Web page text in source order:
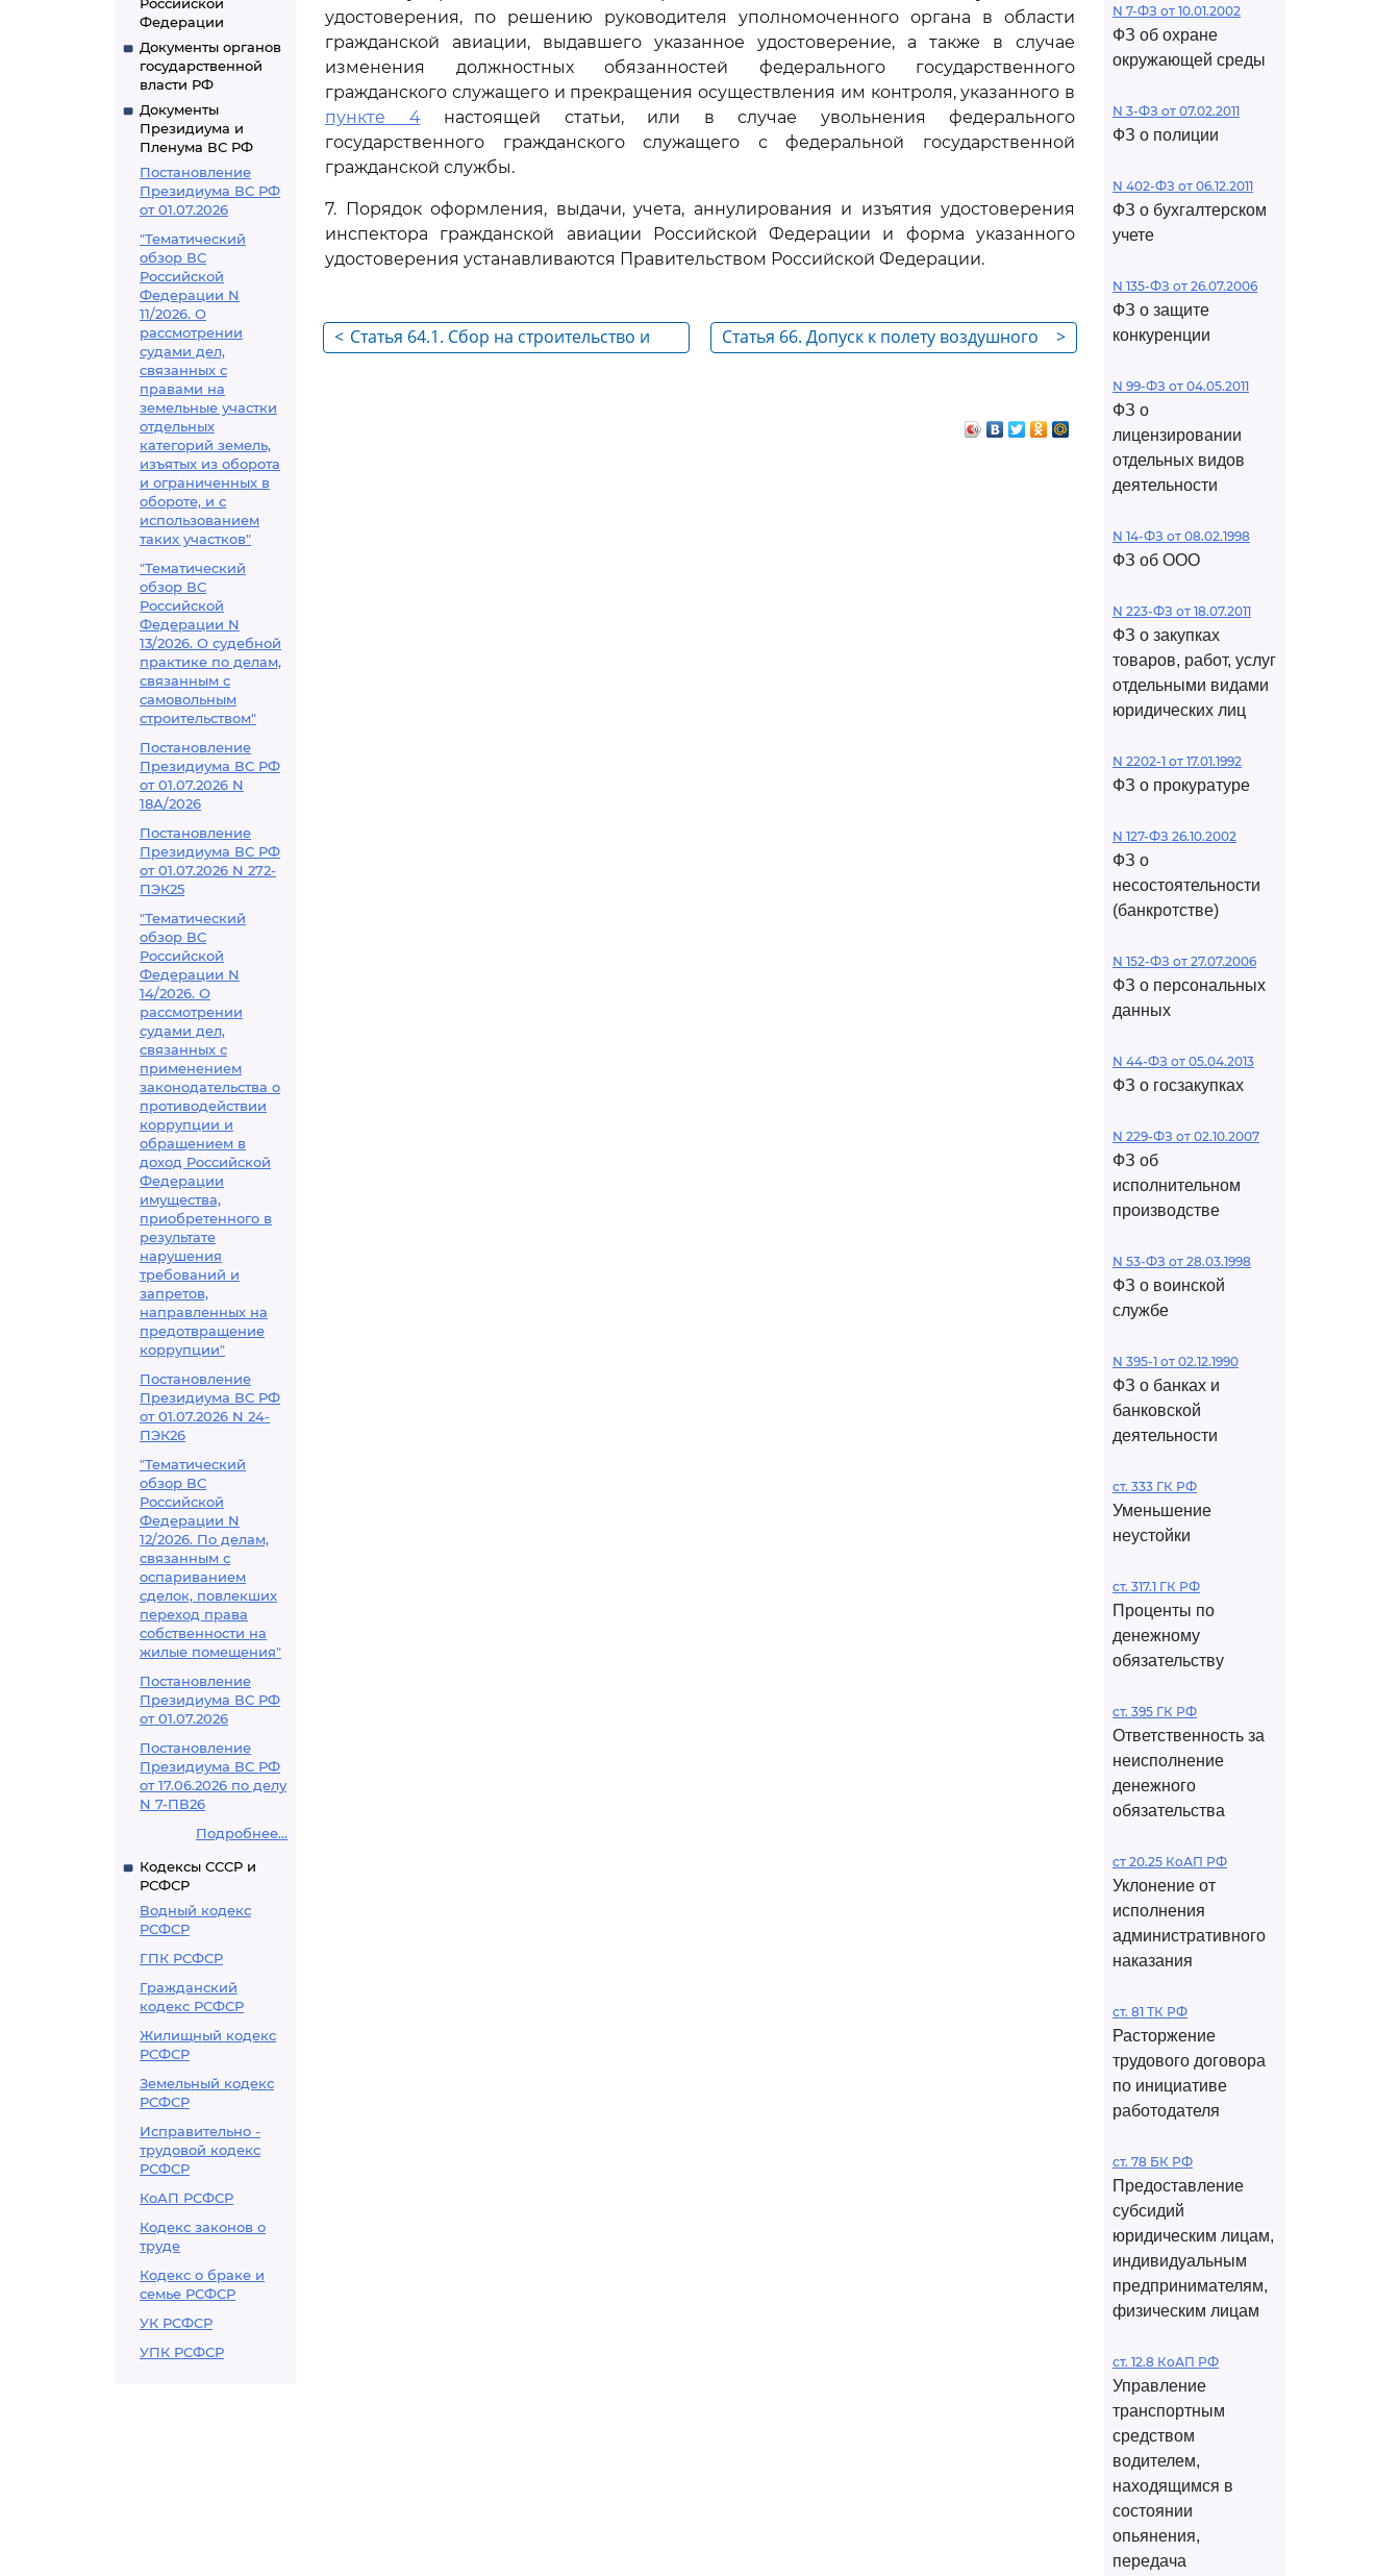
Федерации
Документы органов
государственной
власти РФ
Документы
Президиума и
Пленума ВС РФ
Постановление
Президиума ВС РФ
от 01.07.2026
"Тематический
обзор ВС
Российской
Федерации N
11/2026. О
рассмотрении
судами дел,
связанных с
правами на
земельные участки
отдельных
категорий земель,
изъятых из оборота
и ограниченных в
обороте, и с
использованием
таких участков"
"Тематический
обзор ВС
Российской
Федерации N
13/2026. О судебной
практике по делам,
связанным с
самовольным
строительством"
Постановление
Президиума ВС РФ
от 01.07.2026 N
18А/2026
Постановление
Президиума ВС РФ
от 01.07.2026 N 272-
ПЭК25
"Тематический
обзор ВС
Российской
Федерации N
14/2026. О
рассмотрении
судами дел,
связанных с
применением
законодательства о
противодействии
коррупции и
обращением в
доход Российской
Федерации
имущества,
приобретенного в
результате
нарушения
требований и
запретов,
направленных на
предотвращение
коррупции"
Постановление
Президиума ВС РФ
от 01.07.2026 N 24-
ПЭК26
"Тематический
обзор ВС
Российской
Федерации N
12/2026. По делам,
связанным с
оспариванием
сделок, повлекших
переход права
собственности на
жилые помещения"
Постановление
Президиума ВС РФ
от 01.07.2026
Постановление
Президиума ВС РФ
от 17.06.2026 по делу
N 7-ПВ26
Подробнее...
Кодексы СССР и
РСФСР
Водный кодекс
РСФСР
ГПК РСФСР
Гражданский
кодекс РСФСР
Жилищный кодекс
РСФСР
Земельный кодекс
РСФСР
Исправительно -
трудовой кодекс
РСФСР
КоАП РСФСР
Кодекс законов о
труде
Кодекс о браке и
семье РСФСР
УК РСФСР
УПК РСФСР
удостоверения, по решению руководителя уполномоченного органа в области
гражданской авиации, выдавшего указанное удостоверение, а также в случае
изменения должностных обязанностей федерального государственного
гражданского служащего и прекращения осуществления им контроля, указанного в
пункте 4настоящей статьи, или в случае увольнения федерального
государственного гражданского служащего с федеральной государственной
гражданской службы.
7. Порядок оформления, выдачи, учета, аннулирования и изъятия удостоверения
инспектора гражданской авиации Российской Федерации и форма указанного
удостоверения устанавливаются Правительством Российской Федерации.
< Статья 64.1. Сбор на строительство и
>
Статья 66. Допуск к полету воздушного
N 7-ФЗ от 10.01.2002
ФЗ об охране
окружающей среды
N 3-ФЗ от 07.02.2011
ФЗ о полиции
N 402-ФЗ от 06.12.2011
ФЗ о бухгалтерском
учете
N 135-ФЗ от 26.07.2006
ФЗ о защите
конкуренции
N 99-ФЗ от 04.05.2011
ФЗ о
лицензировании
отдельных видов
деятельности
N 14-ФЗ от 08.02.1998
ФЗ об ООО
N 223-ФЗ от 18.07.2011
ФЗ о закупках
товаров, работ, услуг
отдельными видами
юридических лиц
N 2202-1 от 17.01.1992
ФЗ о прокуратуре
N 127-ФЗ 26.10.2002
ФЗ о
несостоятельности
(банкротстве)
N 152-ФЗ от 27.07.2006
ФЗ о персональных
данных
N 44-ФЗ от 05.04.2013
ФЗ о госзакупках
N 229-ФЗ от 02.10.2007
ФЗ об
исполнительном
производстве
N 53-ФЗ от 28.03.1998
ФЗ о воинской
службе
N 395-1 от 02.12.1990
ФЗ о банках и
банковской
деятельности
ст. 333 ГК РФ
Уменьшение
неустойки
ст. 317.1 ГК РФ
Проценты по
денежному
обязательству
ст. 395 ГК РФ
Ответственность за
неисполнение
денежного
обязательства
ст 20.25 КоАП РФ
Уклонение от
исполнения
административного
наказания
ст. 81 ТК РФ
Расторжение
трудового договора
по инициативе
работодателя
ст. 78 БК РФ
Предоставление
субсидий
юридическим лицам,
индивидуальным
предпринимателям,
физическим лицам
ст. 12.8 КоАП РФ
Управление
транспортным
средством
водителем,
находящимся в
состоянии
опьянения,
передача